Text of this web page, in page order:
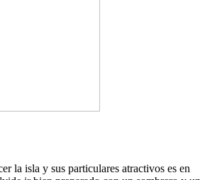
la isla y sus particulares atractivos es en